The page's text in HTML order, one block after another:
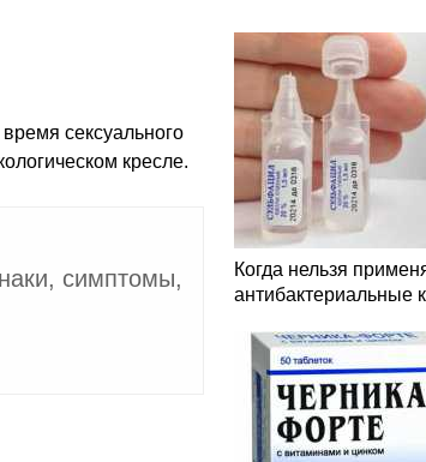
сексуального
кресле.
симптомы,
Когда нельзя
антибактериальные